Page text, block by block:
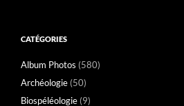
CATÉGORIES
Album Photos (580)
Archéologie (50)
Biospéléologie (9)